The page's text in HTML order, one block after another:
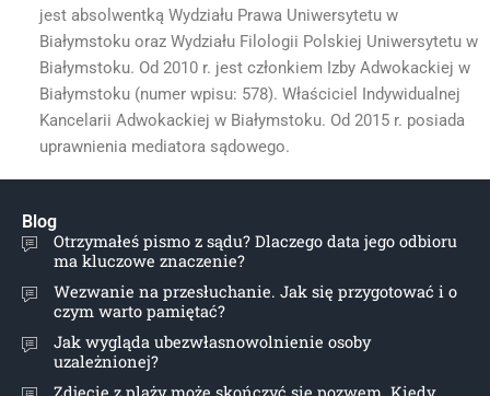
jest absolwentką Wydziału Prawa Uniwersytetu w
Białymstoku oraz Wydziału Filologii Polskiej Uniwersytetu w
Białymstoku. Od 2010 r. jest członkiem Izby Adwokackiej w
Białymstoku (numer wpisu: 578). Właściciel Indywidualnej
Kancelarii Adwokackiej w Białymstoku. Od 2015 r. posiada
uprawnienia mediatora sądowego.
Blog
Otrzymałeś pismo z sądu? Dlaczego data jego odbioru
ma kluczowe znaczenie?
Wezwanie na przesłuchanie. Jak się przygotować i o
czym warto pamiętać?
Jak wygląda ubezwłasnowolnienie osoby
uzależnionej?